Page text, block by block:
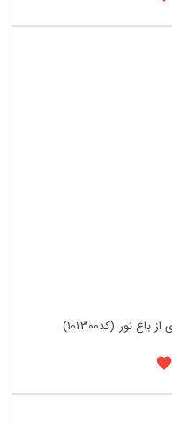
نور (کد101300)